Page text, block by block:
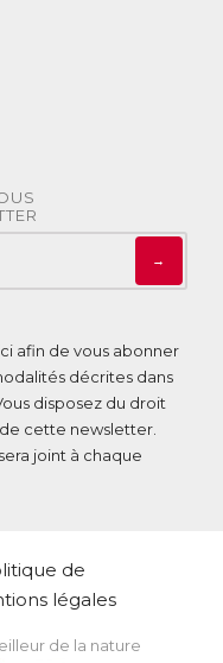
→
afin de vous abonner
décrites dans
disposez du droit
cette newsletter.
joint à chaque
de
légales
de la nature